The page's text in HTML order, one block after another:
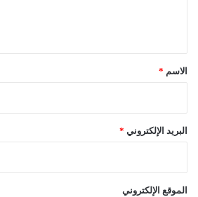
*الاسم *
البريد الإلكتروني *
الموقع الإلكتروني